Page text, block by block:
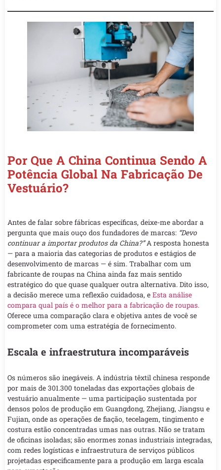
Por Que A China Continua Sendo A
Potência Global Na Fabricação De
Vestuário?
Antes de falar sobre fábricas específicas, deixe-me abordar a
pergunta que mais ouço dos fundadores de marcas: “Devo
continuar a importar produtos da China?”A resposta honesta
— para a maioria das categorias de produtos e estágios de
desenvolvimento de marcas — é sim. Trabalhar com um
fabricante de roupas na China ainda faz mais sentido
estratégico do que quase qualquer outra alternativa. Dito isso,
a decisão merece uma reflexão cuidadosa, e Esta análise
compara qual país é o melhor para a fabricação de roupas.
Oferece uma comparação clara e objetiva antes de você se
comprometer com uma estratégia de fornecimento.
Escala e infraestrutura incomparáveis
Os números são inegáveis. A indústria têxtil chinesa responde
por mais de 301.300 toneladas das exportações globais de
vestuário anualmente — uma participação sustentada por
densos polos de produção em Guangdong, Zhejiang, Jiangsu e
Fujian, onde as operações de fiação, tecelagem, tingimento e
costura estão concentradas umas nas outras. Não se tratam
de oficinas isoladas; são enormes zonas industriais integradas,
com redes logísticas e infraestrutura de serviços públicos
projetadas especificamente para a produção em larga escala